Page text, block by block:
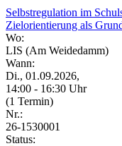
Selbstregulation im
Zielorientierung als
Wo:
LIS (Am Weidedamm)
Wann:
Di., 01.09.2026,
14:00 - 16:30 Uhr
(1 Termin)
Nr.:
26-1530001
Status: